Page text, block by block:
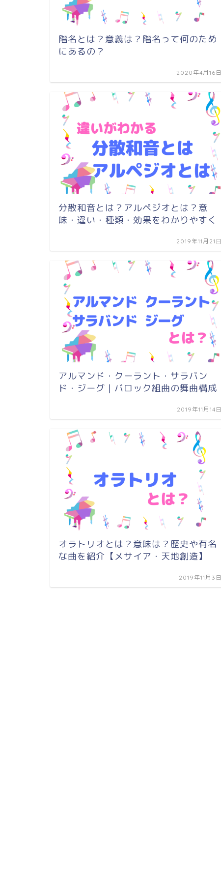
階名とは？意義は？階名って何のため
にあるの？
2020年4月16日
分散和音とは？アルペジオとは？意
味・違い・種類・効果をわかりやすく
2019年11月21日
アルマンド・クーラント・サラバン
ド・ジーグ｜バロック組曲の舞曲構成
2019年11月14日
オラトリオとは？意味は？歴史や有名
な曲を紹介【メサイア・天地創造】
2019年11月3日